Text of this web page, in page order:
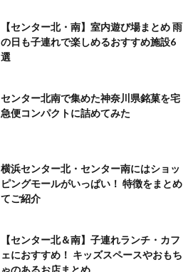
【センター北・南】室内遊び場まとめ 雨
の日も子連れで楽しめるおすすめ施設6
選
センター北南で集めた神奈川県銘菓を宅
急便コンパクトに詰めてみた
横浜センター北・センター南にはショッ
ピングモールがいっぱい！ 特徴をまとめ
てご紹介
【センター北＆南】子連れランチ・カフ
ェにおすすめ！ キッズスペースやおもち
ゃのあるお店まとめ